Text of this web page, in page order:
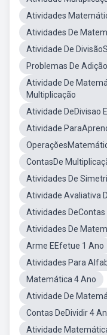
Atividades
Atividades De
Atividade De
Problemas De
Atividade De
Multiplicação
Atividade DeDivisao
Atividade
ContasDe
Atividades De
Atividade Avaliativa
Atividades
Atividades De
Arme EEfetue 1 Ano
Atividades Para
Matemática 4 Ano
Atividade De
Contas DeDividir 4
Atividade